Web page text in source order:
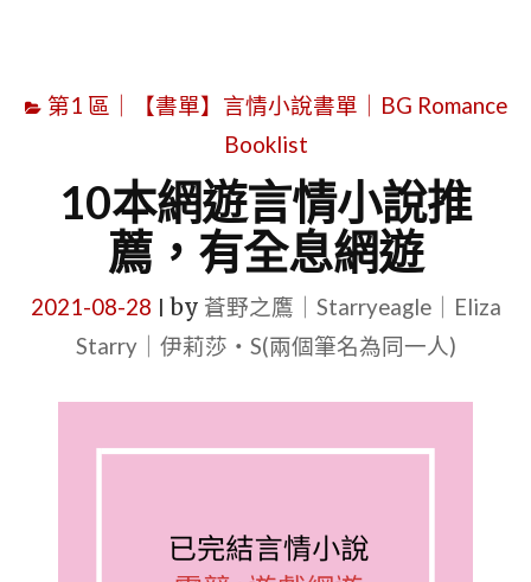
第1 區｜【書單】言情小說書單｜BG Romance
Booklist
10本網遊言情小說推
薦，有全息網遊
2021-08-28 by 蒼野之鷹｜Starryeagle｜Eliza
Starry｜伊莉莎・S(兩個筆名為同一人)